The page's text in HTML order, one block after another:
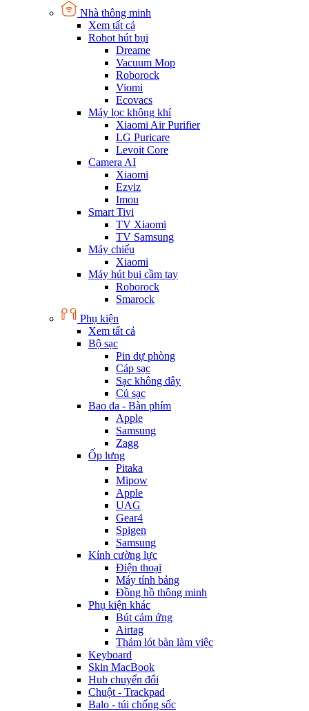
Nhà thông minh
Xem tất cả
Robot hút bụi
Dreame
Vacuum Mop
Roborock
Viomi
Ecovacs
Máy lọc không khí
Xiaomi Air Purifier
LG Puricare
Levoit Core
Camera AI
Xiaomi
Ezviz
Imou
Smart Tivi
TV Xiaomi
TV Samsung
Máy chiếu
Xiaomi
Máy hút bụi cầm tay
Roborock
Smarock
Phụ kiện
Xem tất cả
Bộ sạc
Pin dự phòng
Cáp sạc
Sạc không dây
Củ sạc
Bao da - Bàn phím
Apple
Samsung
Zagg
Ốp lưng
Pitaka
Mipow
Apple
UAG
Gear4
Spigen
Samsung
Kính cường lực
Điện thoại
Máy tính bảng
Đồng hồ thông minh
Phụ kiện khác
Bút cảm ứng
Airtag
Thảm lót bàn làm việc
Keyboard
Skin MacBook
Hub chuyển đổi
Chuột - Trackpad
Balo - túi chống sốc